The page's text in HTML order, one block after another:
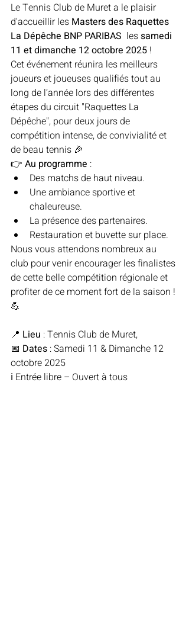
Le Tennis Club de Muret a le plaisir
d'accueillir les Masters des Raquettes
La Dépêche BNP PARIBAS les samedi
11 et dimanche 12 octobre 2025 !
Cet événement réunira les meilleurs
joueurs et joueuses qualifiés tout au
long de l’année lors des différentes
étapes du circuit "Raquettes La
Dépêche", pour deux jours de
compétition intense, de convivialité et
de beau tennis 🎉
👉 Au programme :
Des matchs de haut niveau.
Une ambiance sportive et
chaleureuse.
La présence des partenaires.
Restauration et buvette sur place.
Nous vous attendons nombreux au
club pour venir encourager les finalistes
de cette belle compétition régionale et
profiter de ce moment fort de la saison !
💪
📍 Lieu : Tennis Club de Muret,
📅 Dates : Samedi 11 & Dimanche 12
octobre 2025
ℹ️ Entrée libre – Ouvert à tous